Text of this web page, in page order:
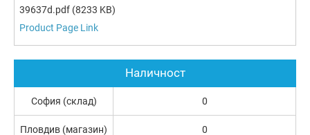
39637d.pdf (8233 KB)
Product Page Link
Наличност
София (склад) 0
Пловдив (магазин) 0